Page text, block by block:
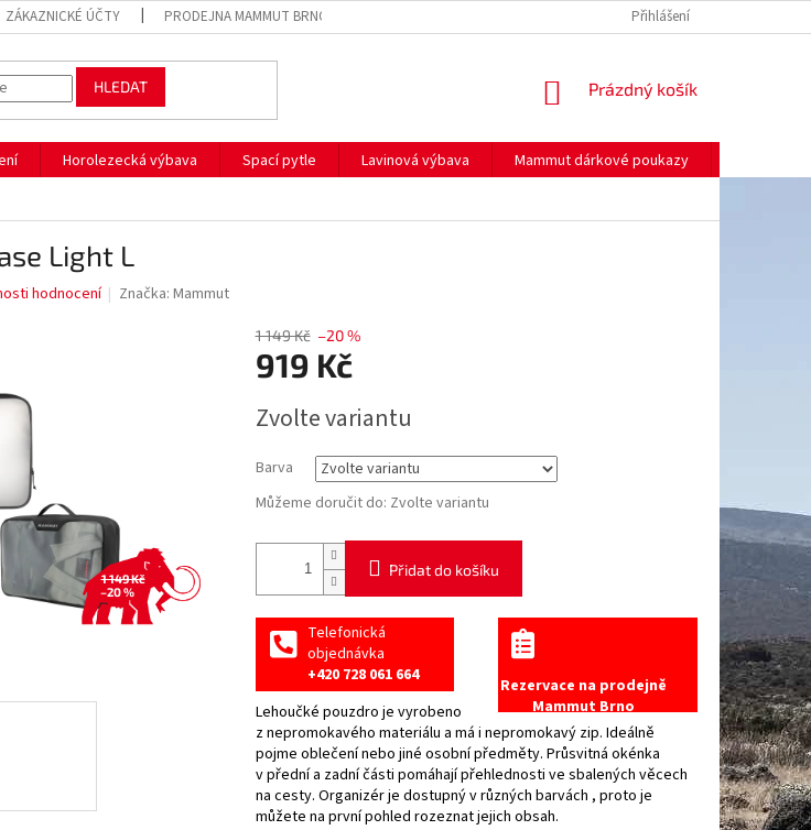
ZÁKAZNICKÉ ÚČTY PRODEJNA MAMMUT BRNO Přihlášení
HLEDAT
NÁKUPNÍ
Prázdný košík
Horolezecká výbava Spací pytle Lavinová výbava Mammut dárkové poukazy
Light L
hodnocení Značka:Mammut
1 149 Kč
–20 %
1 149 Kč –20 %
919 Kč
cena:
Zvolte variantu
Barva
Můžeme doručit do: Zvolte variantu
Přidat do košíku
Rezervace na prodejně
Mammut Brno
Telefonická
objednávka
+420 728 061 664
Lehoučké pouzdro je vyrobeno
z nepromokavého materiálu a má i nepromokavý zip. Ideálně
pojme oblečení nebo jiné osobní předměty. Průsvitná okénka
v přední a zadní části pomáhají přehlednosti ve sbalených věcech
na cesty. Organizér je dostupný v různých barvách , proto je
můžete na první pohled rozeznat jejich obsah.